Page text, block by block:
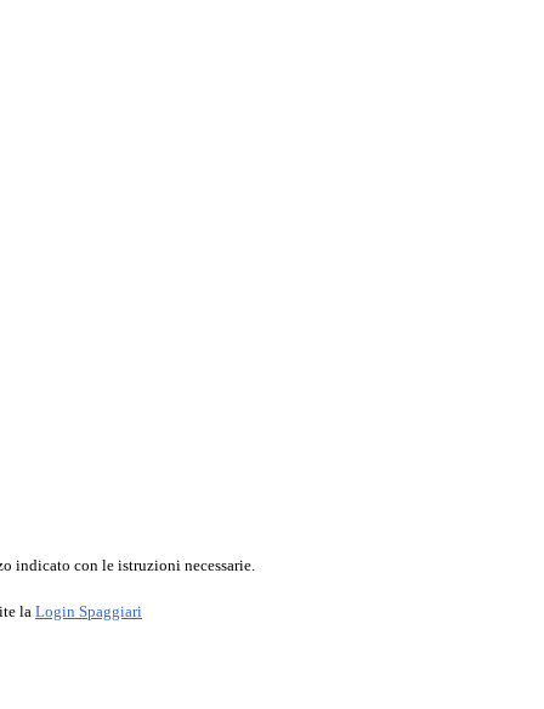
indicato con le istruzioni necessarie.
la Login Spaggiari